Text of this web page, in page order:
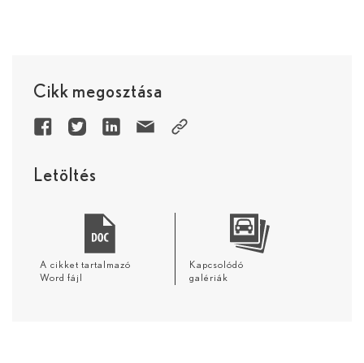
Letöltés
A cikket tartalmazó
Word fájl
Kapcsolódó
galériák
Cikk megosztása